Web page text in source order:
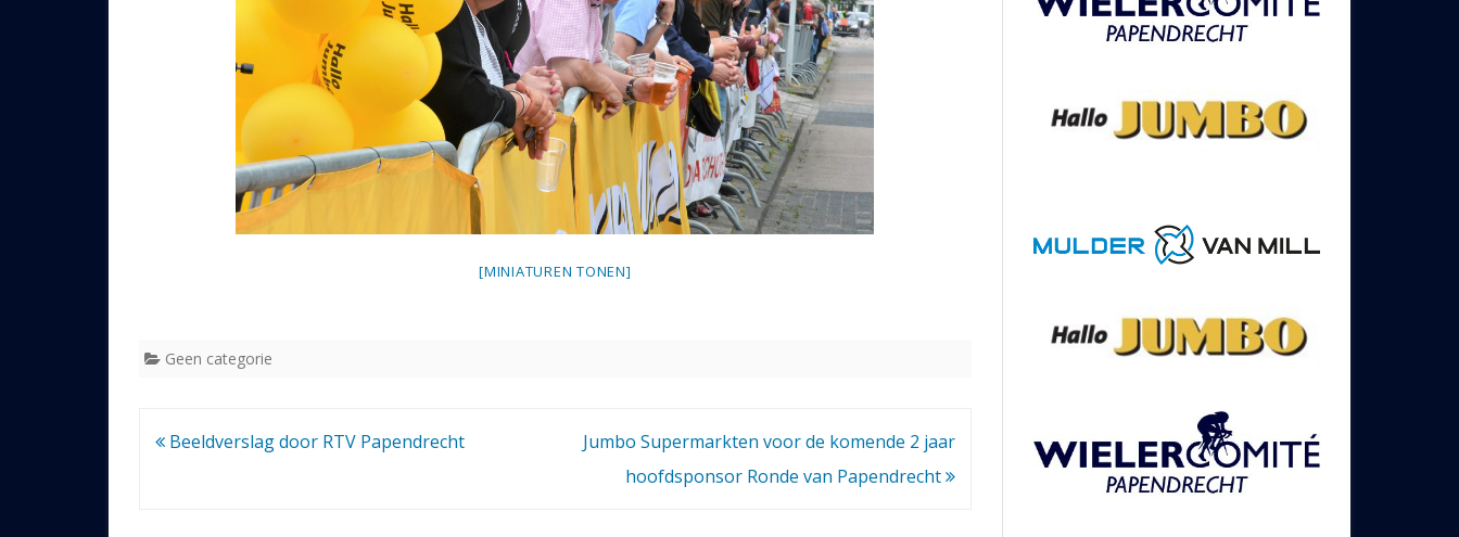
[MINIATUREN TONEN]
Geen categorie
Bericht
Beeldverslag door RTV Papendrecht
Jumbo Supermarkten voor de komende 2 jaar
hoofdsponsor Ronde van Papendrecht